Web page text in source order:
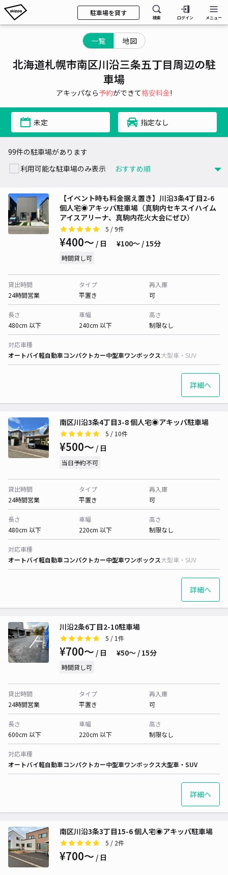
駐車場を貸す
検索 ログイン メニュー
一覧 地図
北海道札幌市南区川沿三条五丁目周辺の駐
車場
アキッパなら予約ができて格安料金!
未定 指定なし
99件の駐車場があります
利用可能な駐車場のみ表示
【イベント時も料金据え置き】川沿3条4丁目2-6
個人宅◉アキッパ駐車場（真駒内セキスイハイム
アイスアリーナ、真駒内花火大会にぜひ）
5 / 9件
¥400〜 / 日 ¥100〜 / 15分
時間貸し可
貸出時間
24時間営業
タイプ
平置き
再入庫
可
長さ
480cm 以下
車幅
240cm 以下
高さ
制限なし
対応車種
オートバイ軽自動車コンパクトカー中型車ワンボックス大型車・SUV
詳細へ
南区川沿3条4丁目3-8 個人宅◉アキッパ駐車場
5 / 10件
¥500〜 / 日
当日予約不可
貸出時間
24時間営業
タイプ
平置き
再入庫
可
長さ
480cm 以下
車幅
220cm 以下
高さ
制限なし
対応車種
オートバイ軽自動車コンパクトカー中型車ワンボックス大型車・SUV
詳細へ
川沿2条6丁目2-10駐車場
5 / 1件
¥700〜 / 日 ¥50〜 / 15分
時間貸し可
貸出時間
24時間営業
タイプ
平置き
再入庫
可
長さ
600cm 以下
車幅
220cm 以下
高さ
制限なし
対応車種
オートバイ軽自動車コンパクトカー中型車ワンボックス大型車・SUV
詳細へ
南区川沿3条3丁目15-6 個人宅◉アキッパ駐車場
5 / 2件
¥700〜 / 日